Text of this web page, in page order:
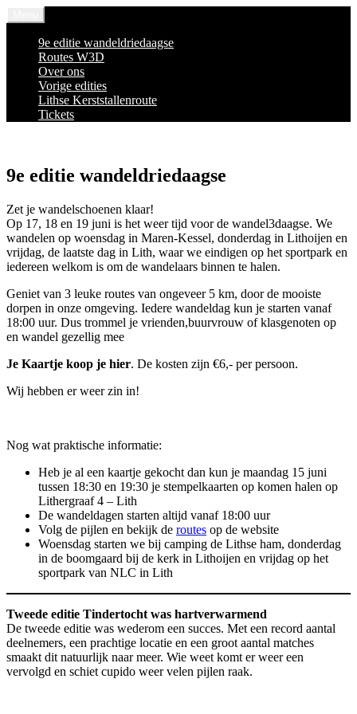
naar
inhoud9e editie wandeldriedaagse
Routes W3D
Over ons
Vorige edities
Lithse Kerststallenroute
Tickets
9e editie wandeldriedaagse
Zet je wandelschoenen klaar!
Op 17, 18 en 19 juni is het weer tijd voor de wandel3daagse. We
wandelen op woensdag in Maren-Kessel, donderdag in Lithoijen en
vrijdag, de laatste dag in Lith, waar we eindigen op het sportpark en
iedereen welkom is om de wandelaars binnen te halen.
Geniet van 3 leuke routes van ongeveer 5 km, door de mooiste
dorpen in onze omgeving. Iedere wandeldag kun je starten vanaf
18:00 uur. Dus trommel je vrienden,buurvrouw of klasgenoten op
en wandel gezellig mee
Je Kaartje koop je hier. De kosten zijn €6,- per persoon.
Wij hebben er weer zin in!
Nog wat praktische informatie:
Heb je al een kaartje gekocht dan kun je maandag 15 juni
tussen 18:30 en 19:30 je stempelkaarten op komen halen op
Lithergraaf 4 – Lith
De wandeldagen starten altijd vanaf 18:00 uur
Volg de pijlen en bekijk de routes op de website
Woensdag starten we bij camping de Lithse ham, donderdag
in de boomgaard bij de kerk in Lithoijen en vrijdag op het
sportpark van NLC in Lith
Tweede editie Tindertocht was hartverwarmend
De tweede editie was wederom een succes. Met een record aantal
deelnemers, een prachtige locatie en een groot aantal matches
smaakt dit natuurlijk naar meer. Wie weet komt er weer een
vervolgd en schiet cupido weer velen pijlen raak.